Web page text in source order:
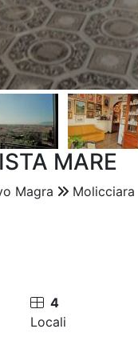
MARE
Magra
Molicciara
4
Locali